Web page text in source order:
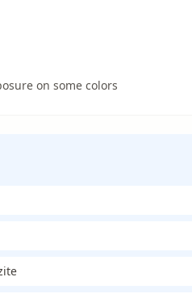
on some colors